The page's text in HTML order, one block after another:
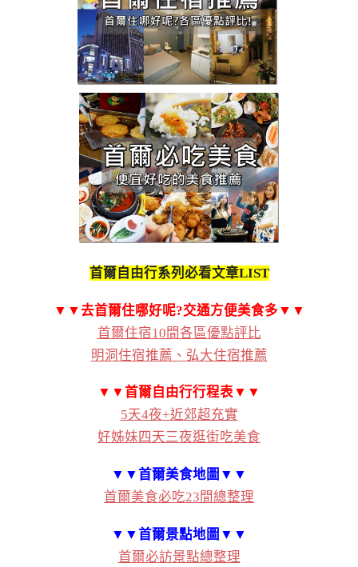
首爾自由行系列必看文章LIST
▼▼去首爾住哪好呢?交通方便美食多▼▼
首爾住宿10間各區優點評比
明洞住宿推薦 、 弘大住宿推薦
▼▼首爾自由行行程表▼▼
5天4夜+近郊超充實
好姊妹四天三夜逛街吃美食
▼▼首爾美食地圖▼▼
首爾美食必吃23間總整理
▼▼首爾景點地圖▼▼
首爾必訪景點總整理